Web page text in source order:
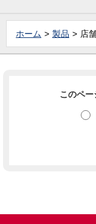
ホーム 製品 店
このペー